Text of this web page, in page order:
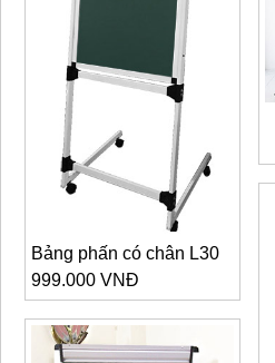
Bảng phấn có chân L30
999.000 VNĐ